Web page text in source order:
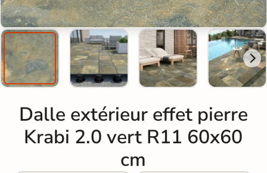
Dalle extérieur effet pierre
Krabi 2.0 vert R11 60x60
cm